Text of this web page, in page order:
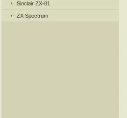
Sinclair ZX-81
ZX Spectrum